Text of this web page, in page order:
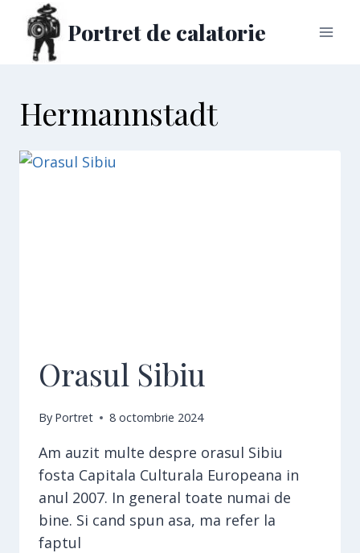
content
Portret de calatorie
Hermannstadt
Orasul Sibiu
By Portret 8 octombrie 2024
Am auzit multe despre orasul Sibiu
fosta Capitala Culturala Europeana in
anul 2007. In general toate numai de
bine. Si cand spun asa, ma refer la
faptul